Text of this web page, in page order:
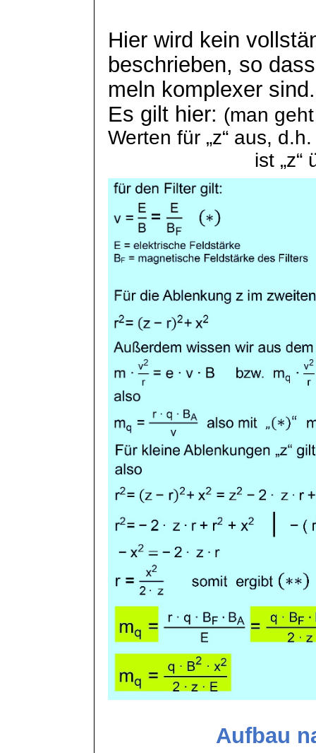
Hier wird kein
beschrieben, so
meln komplexer sind.
Es gilt hier: (man
Werten für „z“ aus,
ist
Aufbau